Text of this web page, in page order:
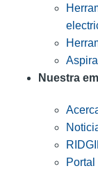
Nuestra